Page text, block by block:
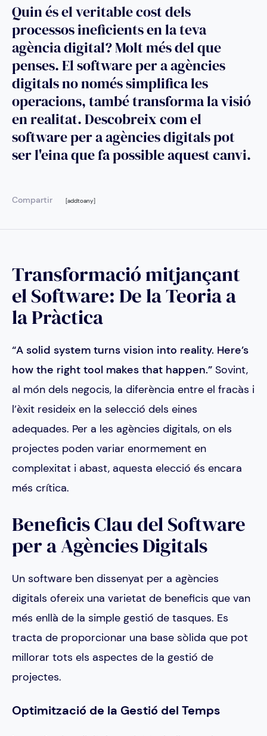
Quin és el veritable cost dels
processos ineficients en la teva
agència digital? Molt més del que
penses. El software per a agències
digitals no només simplifica les
operacions, també transforma la visió
en realitat. Descobreix com el
software per a agències digitals pot
ser l'eina que fa possible aquest canvi.
Compartir [addtoany]
Transformació mitjançant
el Software: De la Teoria a
la Pràctica
“A solid system turns vision into reality. Here’s
how the right tool makes that happen.” Sovint,
al món dels negocis, la diferència entre el fracàs i
l’èxit resideix en la selecció dels eines
adequades. Per a les agències digitals, on els
projectes poden variar enormement en
complexitat i abast, aquesta elecció és encara
més crítica.
Beneficis Clau del Software
per a Agències Digitals
Un software ben dissenyat per a agències
digitals ofereix una varietat de beneficis que van
més enllà de la simple gestió de tasques. Es
tracta de proporcionar una base sòlida que pot
millorar tots els aspectes de la gestió de
projectes.
Optimització de la Gestió del Temps